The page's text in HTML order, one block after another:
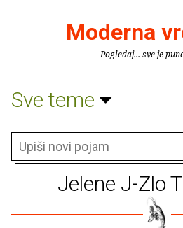
Moderna
Pogledaj... sve je
Sve teme
Jelene J-Zlo